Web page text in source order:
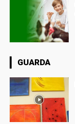
GUARDA